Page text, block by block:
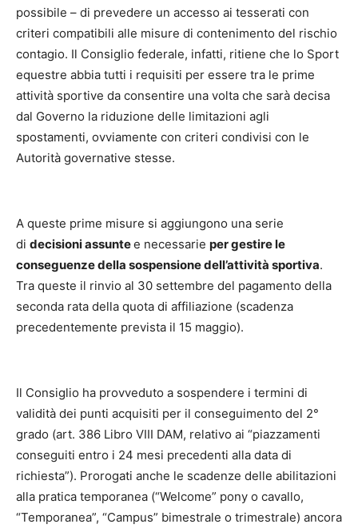
possibile – di prevedere un accesso ai tesserati con
criteri compatibili alle misure di contenimento del rischio
contagio. Il Consiglio federale, infatti, ritiene che lo Sport
equestre abbia tutti i requisiti per essere tra le prime
attività sportive da consentire una volta che sarà decisa
dal Governo la riduzione delle limitazioni agli
spostamenti, ovviamente con criteri condivisi con le
Autorità governative stesse.
A queste prime misure si aggiungono una serie
di decisioni assuntee necessarie per gestire le
conseguenze della sospensione dell’attività sportiva.
Tra queste il rinvio al 30 settembre del pagamento della
seconda rata della quota di affiliazione (scadenza
precedentemente prevista il 15 maggio).
Il Consiglio ha provveduto a sospendere i termini di
validità dei punti acquisiti per il conseguimento del 2°
grado (art. 386 Libro VIII DAM, relativo ai “piazzamenti
conseguiti entro i 24 mesi precedenti alla data di
richiesta”). Prorogati anche le scadenze delle abilitazioni
alla pratica temporanea (“Welcome” pony o cavallo,
“Temporanea”, “Campus” bimestrale o trimestrale) ancora